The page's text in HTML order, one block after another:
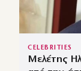
CELEBRITIES
Μελέτης